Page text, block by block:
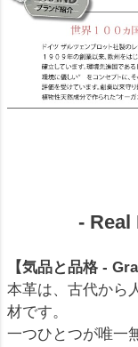
- Real
【気品と品格 -
本革は、古代から
材です。
一つひとつが唯一